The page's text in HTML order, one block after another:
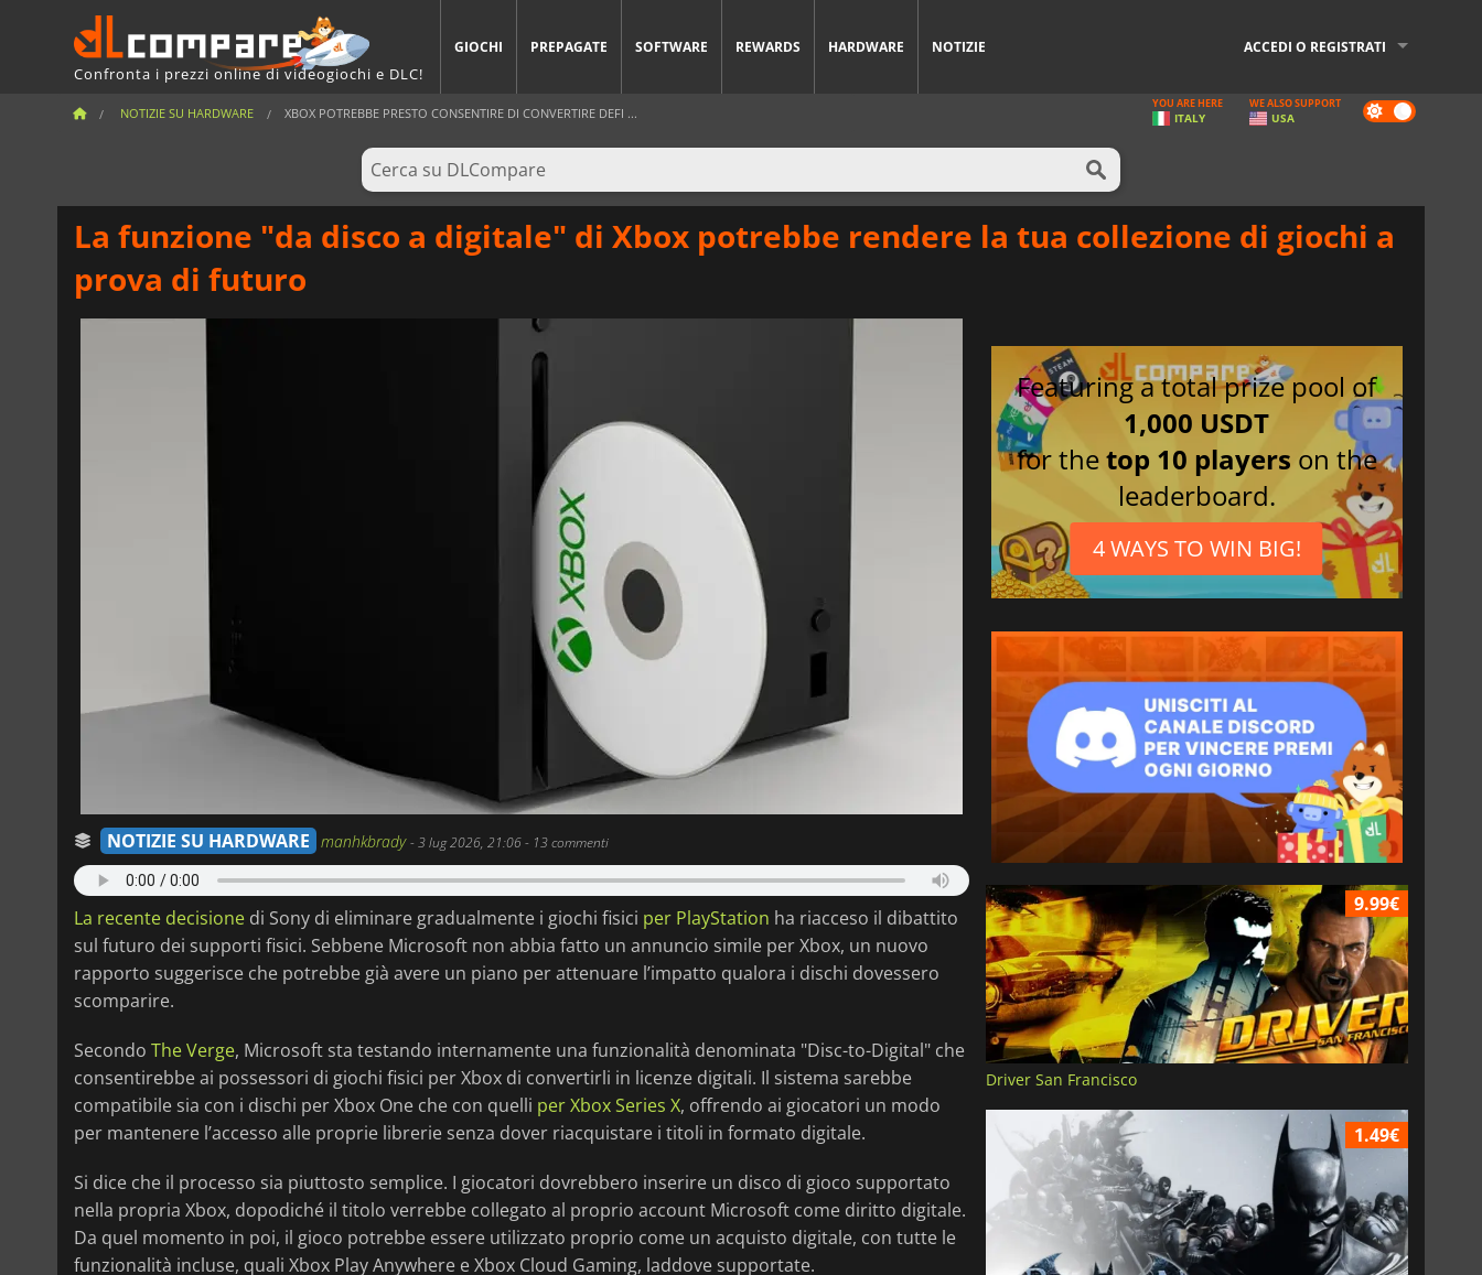
Confronta i prezzi online di videogiochi e DLC!
GIOCHI PREPAGATE SOFTWARE REWARDS HARDWARE NOTIZIE ACCEDI O REGISTRATI
NOTIZIE SU HARDWARE XBOX POTREBBE PRESTO CONSENTIRE DI CONVERTIRE DEFI ... Dark
mode
YOU ARE HERE
ITALY
WE ALSO SUPPORT
USA
La funzione "da disco a digitale" di Xbox potrebbe rendere la tua collezione di giochi a
prova di futuro
NOTIZIE SU HARDWARE manhkbrady-3 lug 2026, 21:06- 13 commenti
La recente decisione di Sony di eliminare gradualmente i giochi fisici per PlayStation ha riacceso il dibattito
sul futuro dei supporti fisici. Sebbene Microsoft non abbia fatto un annuncio simile per Xbox, un nuovo
rapporto suggerisce che potrebbe già avere un piano per attenuare l’impatto qualora i dischi dovessero
scomparire.
Secondo The Verge, Microsoft sta testando internamente una funzionalità denominata "Disc-to-Digital" che
consentirebbe ai possessori di giochi fisici per Xbox di convertirli in licenze digitali. Il sistema sarebbe
compatibile sia con i dischi per Xbox One che con quelli per Xbox Series X, offrendo ai giocatori un modo
per mantenere l’accesso alle proprie librerie senza dover riacquistare i titoli in formato digitale.
Si dice che il processo sia piuttosto semplice. I giocatori dovrebbero inserire un disco di gioco supportato
nella propria Xbox, dopodiché il titolo verrebbe collegato al proprio account Microsoft come diritto digitale.
Da quel momento in poi, il gioco potrebbe essere utilizzato proprio come un acquisto digitale, con tutte le
funzionalità incluse, quali Xbox Play Anywhere e Xbox Cloud Gaming, laddove supportate.
Featuring a total prize pool of
1,000 USDT
for thetop 10 players on the
leaderboard.
4 WAYS TO WIN BIG!
9.99€
Driver San Francisco
1.49€